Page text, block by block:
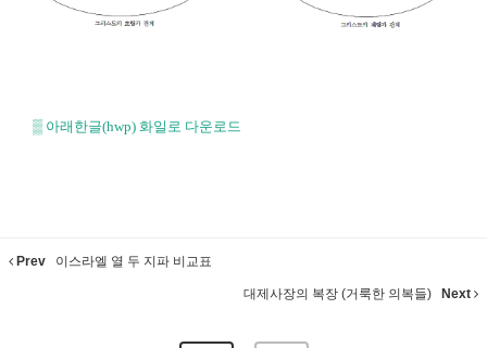
▒ 아래한글(hwp) 화일로 다운로드
Prev 이스라엘 열 두 지파 비교표
대제사장의 복장 (거룩한 의복들) Next